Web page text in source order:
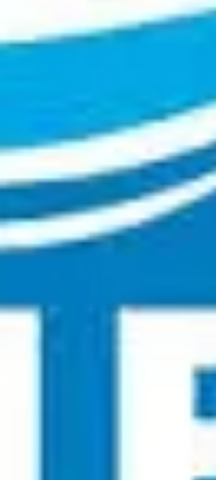
pratiques et de développer